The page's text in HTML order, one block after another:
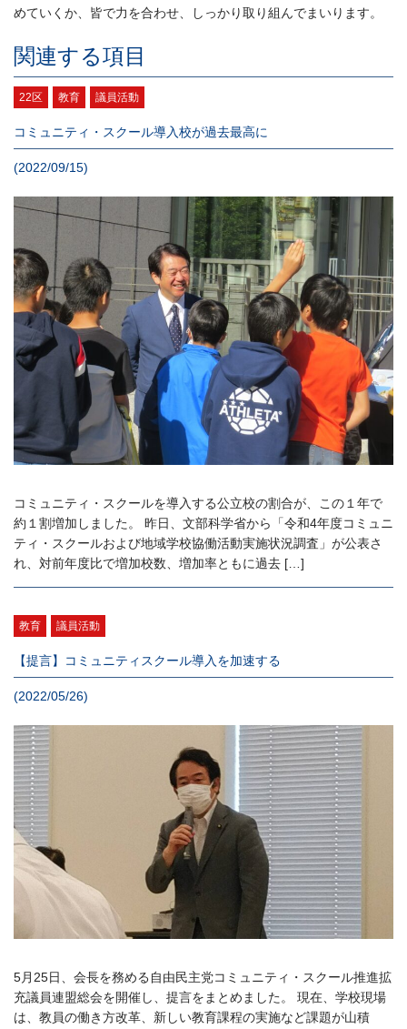
めていくか、皆で力を合わせ、しっかり取り組んでまいります。
関連する項目
22区 教育 議員活動
コミュニティ・スクール導入校が過去最高に
(2022/09/15)
コミュニティ・スクールを導入する公立校の割合が、この１年で
約１割増加しました。 昨日、文部科学省から「令和4年度コミュニ
ティ・スクールおよび地域学校協働活動実施状況調査」が公表さ
れ、対前年度比で増加校数、増加率ともに過去 […]
教育 議員活動
【提言】コミュニティスクール導入を加速する
(2022/05/26)
5月25日、会長を務める自由民主党コミュニティ・スクール推進拡
充議員連盟総会を開催し、提言をまとめました。 現在、学校現場
は、教員の働き方改革、新しい教育課程の実施など課題が山積